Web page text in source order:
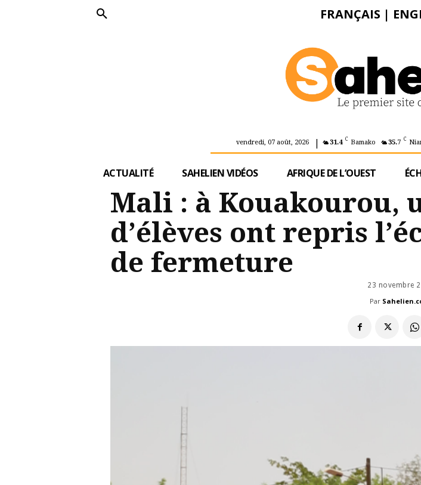
FRANÇAIS |
vendredi, 07 août, 2026 | 31.4 C Bamako 35.7 C
ACTUALITÉ SAHELIEN VIDÉOS AFRIQUE DE L’OUEST
Mali : à Kouakourou,
d’élèves ont repris
de fermeture
23 novembre
Par